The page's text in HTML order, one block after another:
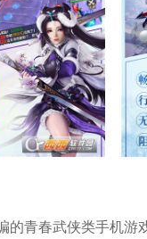
的青春武侠类手机